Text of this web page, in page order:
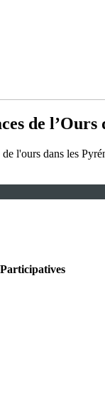
de l’Ours
l'ours dans les